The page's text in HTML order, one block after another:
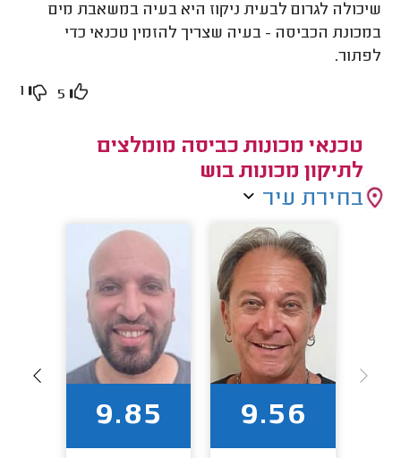
שיכולה לגרום לבעית ניקוז היא בעיה במשאבת מים
במכונת הכביסה - בעיה שצריך להזמין טכנאי כדי
לפתור.
5
1
טכנאי מכונות כביסה מומלצים
לתיקון מכונות בוש
בחירת עיר
9.56
9.85